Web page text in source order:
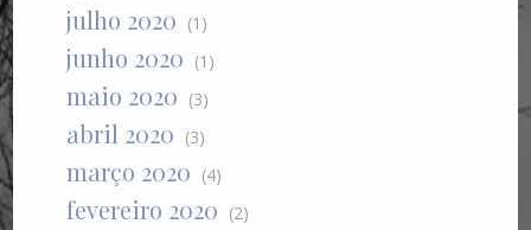
julho 2020 (1)
junho 2020 (1)
maio 2020 (3)
abril 2020 (3)
março 2020 (4)
fevereiro 2020 (2)